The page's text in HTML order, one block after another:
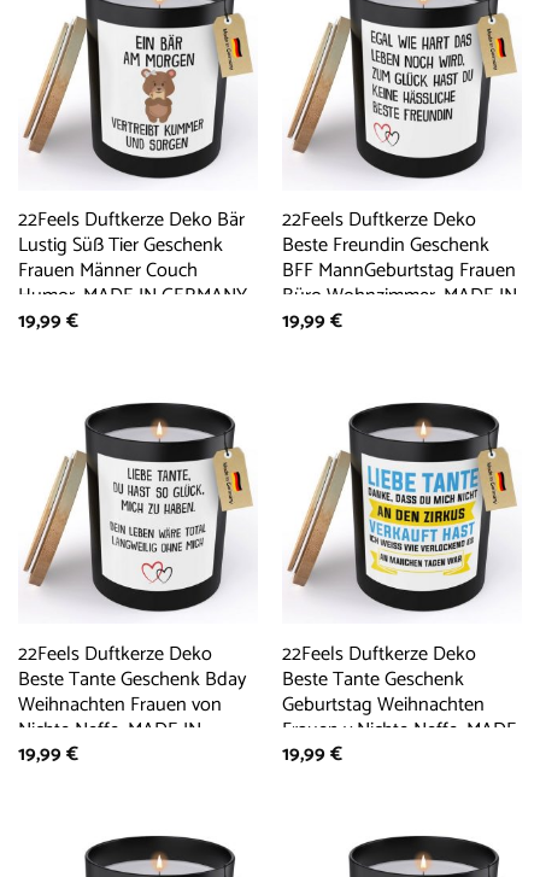
22Feels Duftkerze Deko Bär
Lustig Süß Tier Geschenk
Frauen Männer Couch
Humor, MADE IN GERMANY,
Europäisches Sojawachs,
19,99€
22Feels Duftkerze Deko
Beste Freundin Geschenk
BFF MannGeburtstag Frauen
Büro Wohnzimmer, MADE IN
GERMANY, Europäisches
19,99€
22Feels Duftkerze Deko
Beste Tante Geschenk Bday
Weihnachten Frauen von
Nichte Neffe, MADE IN
GERMANY, Europäisches
19,99€
22Feels Duftkerze Deko
Beste Tante Geschenk
Geburtstag Weihnachten
Frauen v Nichte Neffe, MADE
IN GERMANY, Europäisches
19,99€